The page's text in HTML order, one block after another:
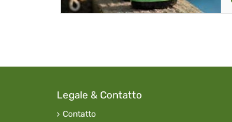
Legale & Contatto
Contatto